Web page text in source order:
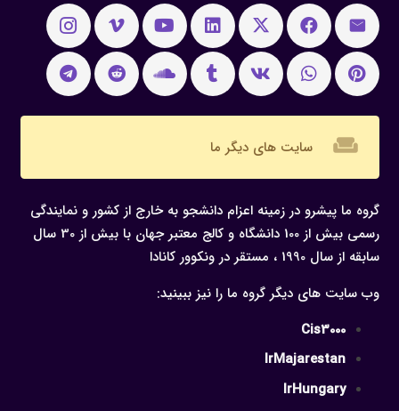
weekend سایت های دیگر ما
گروه ما پیشرو در زمینه اعزام دانشجو به خارج از کشور و نمایندگی
رسمی بیش از 100 دانشگاه و کالج معتبر جهان با بیش از 30 سال
سابقه از سال 1990 ، مستقر در ونکوور کانادا
وب سایت های دیگر گروه ما را نیز ببینید:
Cis3000
IrMajarestan
IrHungary